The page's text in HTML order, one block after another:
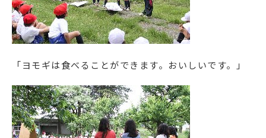
「ヨモギは食べることができます。おいしいです。」